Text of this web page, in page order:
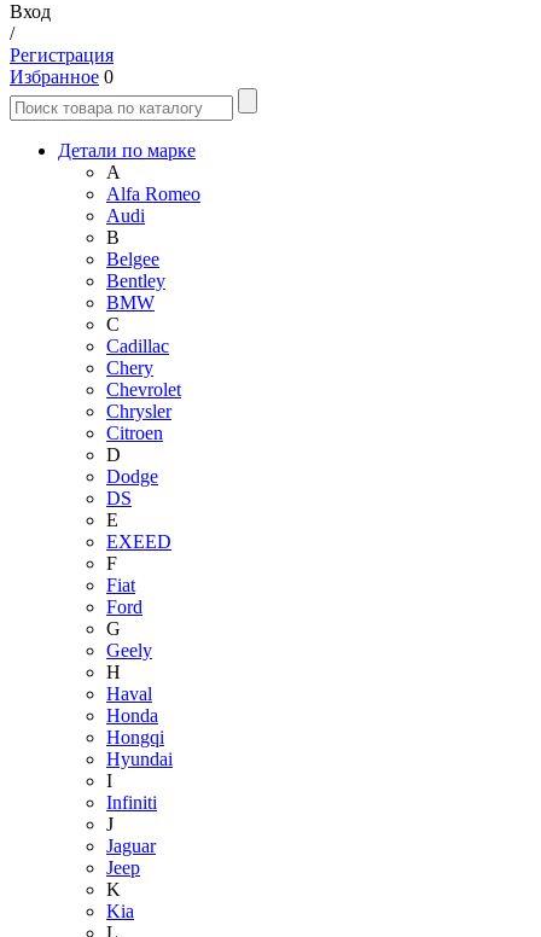
Вход
/
Регистрация
Избранное 0
Детали по марке
A
Alfa Romeo
Audi
B
Belgee
Bentley
BMW
C
Cadillac
Chery
Chevrolet
Chrysler
Citroen
D
Dodge
DS
E
EXEED
F
Fiat
Ford
G
Geely
H
Haval
Honda
Hongqi
Hyundai
I
Infiniti
J
Jaguar
Jeep
K
Kia
L